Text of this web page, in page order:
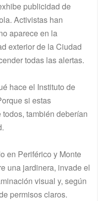
publicidad de
Activistas han
aparece en la
exterior de la Ciudad
todas las alertas.
hace el Instituto de
si estas
también deberían
en Periférico y Monte
una jardinera, invade el
visual y, según
permisos claros.